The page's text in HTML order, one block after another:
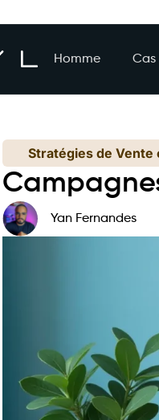
Homme Cas
Stratégies de Vente
Yan Fernandes